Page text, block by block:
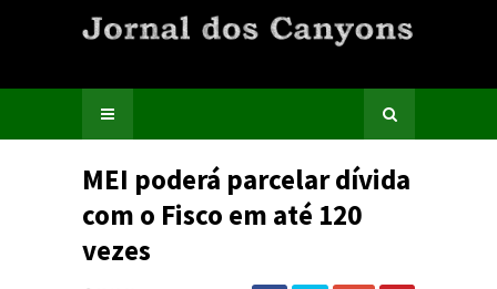
MEI poderá parcelar dívida
com o Fisco em até 120
vezes